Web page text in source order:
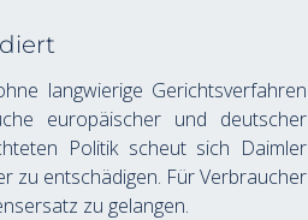
langwierige Gerichtsverfahren
europäischer und deutscher
Politik scheut sich Daimler
zu entschädigen. Für Verbraucher
zu gelangen.